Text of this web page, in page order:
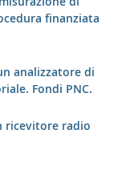
finanziata
analizzatore di
Fondi PNC.
ricevitore radio